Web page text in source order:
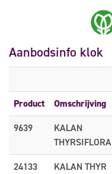
Aanbodsinfo klok
Product Omschrijving
9639
KALAN
THYRSIFLORA
24133
KALAN THYR